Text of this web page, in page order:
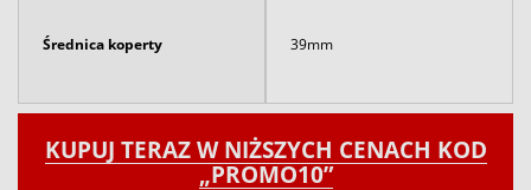
Średnica koperty 39mm
KUPUJ TERAZ W NIŻSZYCH CENACH KOD
„PROMO10”